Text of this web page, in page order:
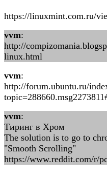
https://linuxmint.com.ru/
vvm:
http://
linux.html
vvm:
http://forum.ubuntu.ru/
vvm:
Тиринг в Хром
The solution is to go to
"Smooth Scrolling"
https://www.reddit.com/r/